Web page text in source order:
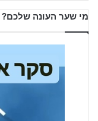
מי שער העונה שלכם?